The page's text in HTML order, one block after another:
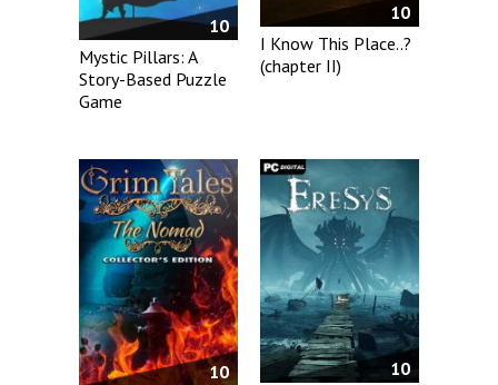
10
Mystic Pillars: A
Story-Based Puzzle
Game
10
I Know This Place..?
(chapter II)
10
10